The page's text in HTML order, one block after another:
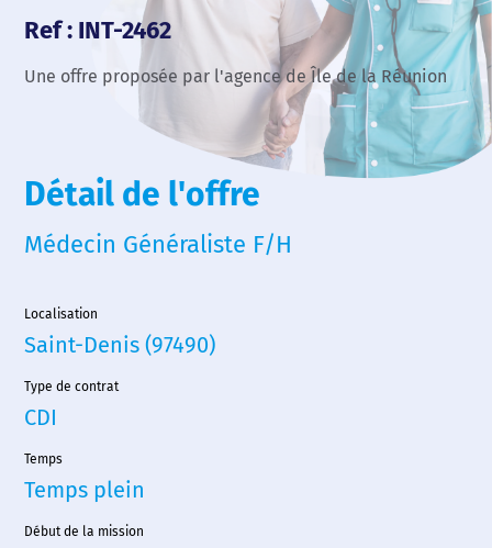
Ref : INT-2462
Une offre proposée par l'agence de Île de la Réunion
Détail de l'offre
Médecin Généraliste F/H
Localisation
Saint-Denis (97490)
Type de contrat
CDI
Temps
Temps plein
Début de la mission